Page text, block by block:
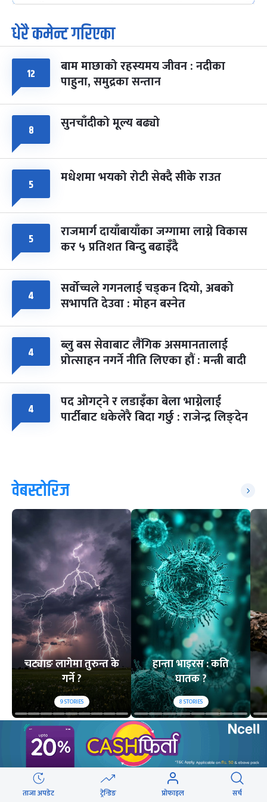
७
आइत
पूर्णिमा व्रत
चैत्र ७, २०८३-Mar 21, 2027
८ फागुपूर्णिमा
चैत्र ८, २०८३-Mar 22, 2027
७ महिना बाँकी
धेरै कमेन्ट गरिएका
१२ बाम माछाको रहस्यमय जीवन : नदीका
पाहुना, समुद्रका सन्तान
८ सुनचाँदीको मूल्य बढ्यो
५ मधेशमा भयको रोटी सेक्दै सीके राउत
५ राजमार्ग दायाँबायाँका जग्गामा लाग्ने विकास
कर ५ प्रतिशत बिन्दु बढाइँदै
४ सर्वोच्चले गगनलाई चड्कन दियो, अबको
सभापति देउवा : मोहन बस्नेत
४ ब्लु बस सेवाबाट लैंगिक असमानतालाई
प्रोत्साहन नगर्ने नीति लिएका हौं : मन्त्री बादी
४ पद ओगट्ने र लडाइँका बेला भाग्नेलाई
पार्टीबाट धकेलेरै बिदा गर्छु : राजेन्द्र लिङ्देन
वेबस्टोरिज
चट्याङ लागेमा तुरुन्त के
गर्ने ?
9STORIES
हान्ता भाइरस : कति
घातक ?
8STORIES
लोकप्रिय
२४ घण्टा यो महिना
ताजा अपडेट ट्रेन्डिङ प्रोफाइल सर्च